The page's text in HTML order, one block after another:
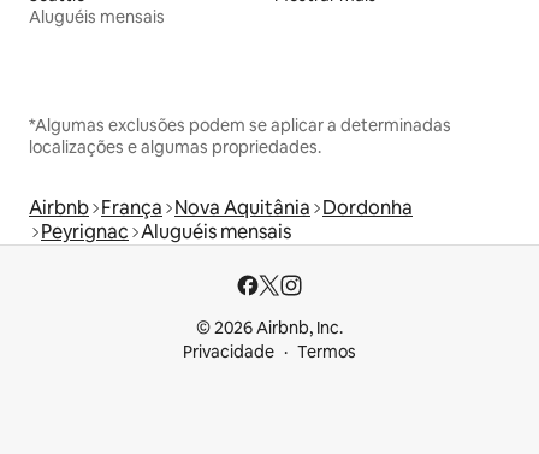
Aluguéis mensais
*Algumas exclusões podem se aplicar a determinadas
localizações e algumas propriedades.
Airbnb França Nova Aquitânia Dordonha
Peyrignac Aluguéis mensais
© 2026 Airbnb, Inc.
Privacidade
Termos